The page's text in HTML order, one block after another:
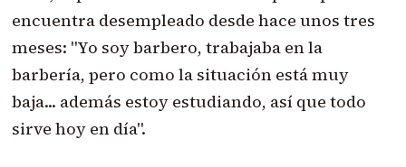
encuentra desempleado desde hace unos tres
meses: "Yo soy barbero, trabajaba en la
barbería, pero como la situación está muy
baja... además estoy estudiando, así que todo
sirve hoy en día".